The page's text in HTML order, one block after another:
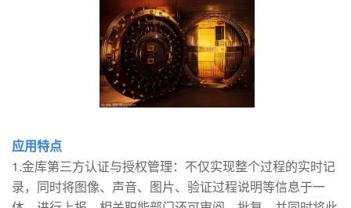
应用特点
1.金库第三方认证与授权管理：不仅实现整个过程的实时记
录，同时将图像、声音、图片、验证过程说明等信息于一